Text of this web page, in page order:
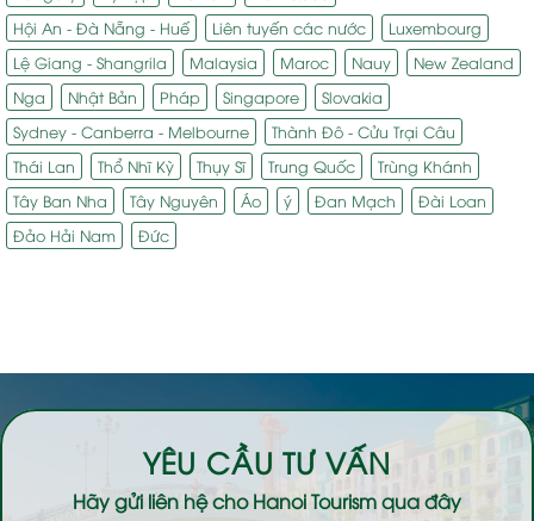
Hội An - Đà Nẵng - Huế
Liên tuyến các nước
Luxembourg
Lệ Giang - Shangrila
Malaysia Maroc Nauy
New Zealand
Nga
Nhật Bản Pháp Singapore
Slovakia
Sydney - Canberra - Melbourne
Thành Đô - Cửu Trại Câu
Thái Lan
Thổ Nhĩ Kỳ Thụy Sĩ Trung Quốc
Trùng Khánh
Tây Ban Nha
Tây Nguyên Áo ý Đan Mạch
Đài Loan
Đảo Hải Nam
Đức
YÊU CẦU TƯ VẤN
Hãy gửi liên hệ choHanoi Tourismqua đây